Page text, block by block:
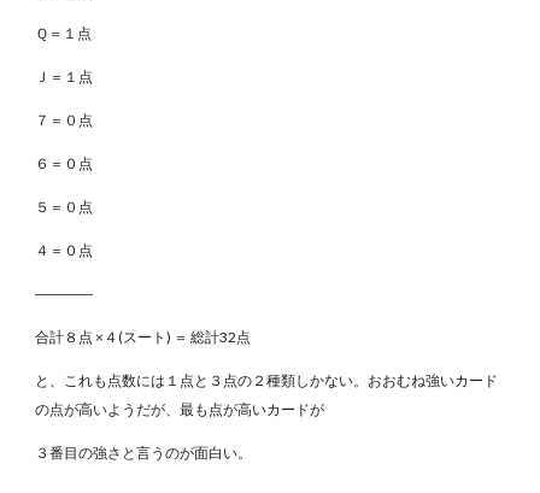
Ｑ＝１点
Ｊ＝１点
７＝０点
６＝０点
５＝０点
４＝０点
――――
合計８点 ×４(スート) ＝ 総計32点
と、これも点数には１点と３点の２種類しかない。おおむね強いカード
の点が高いようだが、最も点が高いカードが
３番目の強さと言うのが面白い。